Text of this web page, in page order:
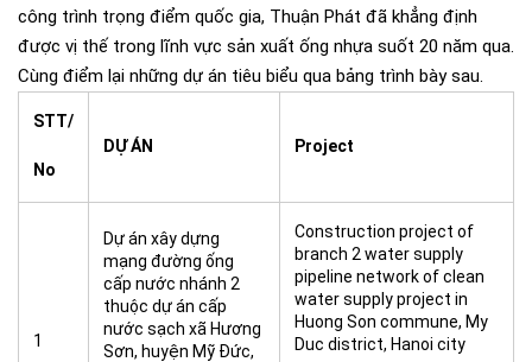
công trình trọng điểm quốc gia, Thuận Phát đã khẳng định
được vị thế trong lĩnh vực sản xuất ống nhựa suốt 20 năm qua.
Cùng điểm lại những dự án tiêu biểu qua bảng trình bày sau.
STT/
No
DỰ ÁN Project
1
Dự án xây dựng
mạng đường ống
cấp nước nhánh 2
thuộc dự án cấp
nước sạch xã Hương
Sơn, huyện Mỹ Đức,
Construction project of
branch 2 water supply
pipeline network of clean
water supply project in
Huong Son commune, My
Duc district, Hanoi city